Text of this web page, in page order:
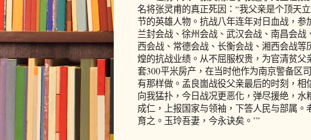
名将张灵甫的真正死因：“我父亲是个顶天
节的英雄人物。抗战八年连年对日血战，参
兰封会战、徐州会战、武汉会战、南昌会
西会战、常德会战、长衡会战、湘西会战
煌的抗战业绩。从不屈服权贵，为官清贫
套300平米房产，在当时他作为南京警备区
有那样做。孟良崮战役父亲最后的时刻，
向我猛扑，今日战况更恶化，弹尽援绝，
成仁，上报国家与领袖，下答人民与部属
育之。玉玲吾妻，今永诀矣。’”